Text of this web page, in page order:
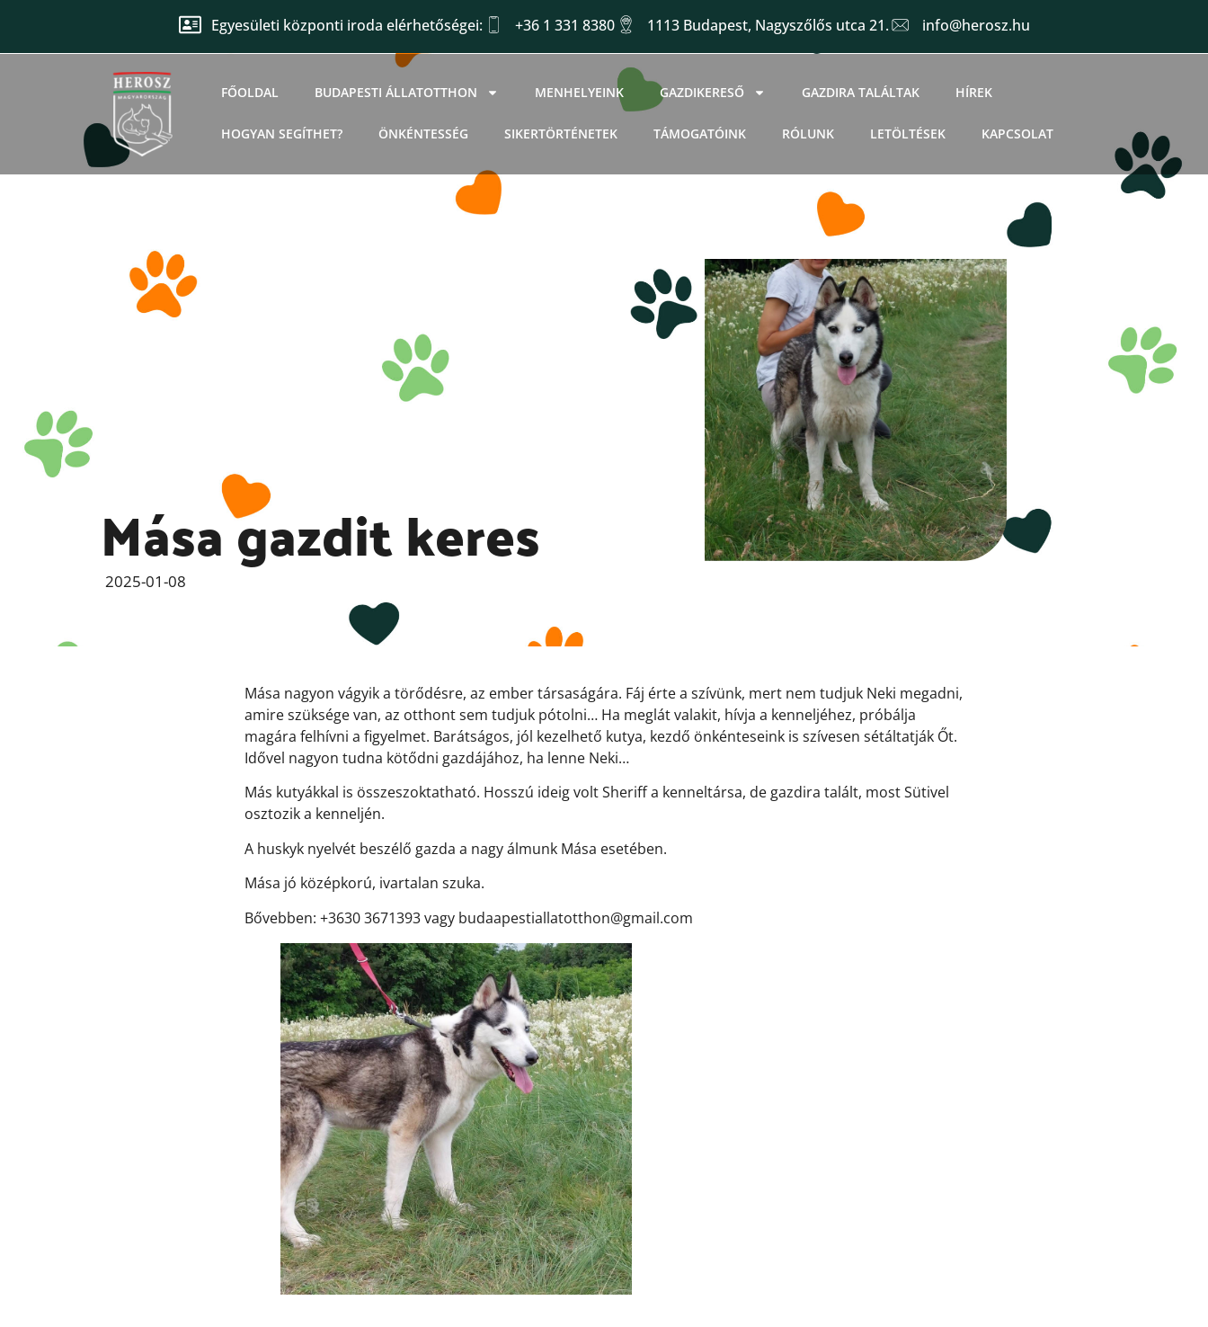
Egyesületi központi iroda elérhetőségei: +36 1 331 8380 1113 Budapest, Nagyszőlős utca 21. info@herosz.hu
FŐOLDAL BUDAPESTI ÁLLATOTTHON MENHELYEINK GAZDIKERESŐ GAZDIRA TALÁLTAK HÍREK
HOGYAN SEGÍTHET? ÖNKÉNTESSÉG SIKERTÖRTÉNETEK TÁMOGATÓINK RÓLUNK LETÖLTÉSEK KAPCSOLAT
Mása gazdit keres
2025-01-08
Mása nagyon vágyik a törődésre, az ember társaságára. Fáj érte a szívünk, mert nem tudjuk Neki megadni,
amire szüksége van, az otthont sem tudjuk pótolni… Ha meglát valakit, hívja a kenneljéhez, próbálja
magára felhívni a figyelmet. Barátságos, jól kezelhető kutya, kezdő önkénteseink is szívesen sétáltatják Őt.
Idővel nagyon tudna kötődni gazdájához, ha lenne Neki…
Más kutyákkal is összeszoktatható. Hosszú ideig volt Sheriff a kenneltársa, de gazdira talált, most Sütivel
osztozik a kenneljén.
A huskyk nyelvét beszélő gazda a nagy álmunk Mása esetében.
Mása jó középkorú, ivartalan szuka.
Bővebben: +3630 3671393 vagy budaapestiallatotthon@gmail.com